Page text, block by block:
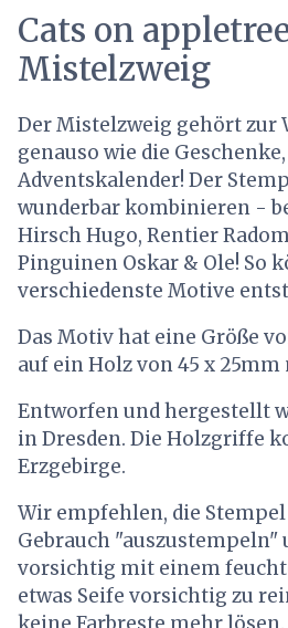
Cats on
Mistelzweig
Der Mistelzweig gehört zur
genauso wie die
Adventskalender! Der
wunderbar kombinieren -
Hirsch Hugo, Rentier
Pinguinen Oskar & Ole! So
verschiedenste Motive
Das Motiv hat eine Größe
auf ein Holz von 45 x
Entworfen und hergestellt
in Dresden. Die Holzgriffe
Erzgebirge.
Wir empfehlen, die
Gebrauch "auszustempeln"
vorsichtig mit einem
etwas Seife vorsichtig zu